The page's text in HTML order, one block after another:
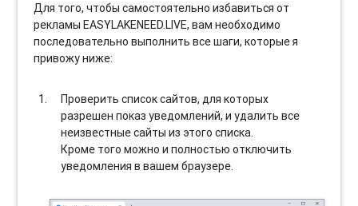
Для того, чтобы самостоятельно избавиться от
рекламы EASYLAKENEED.LIVE, вам необходимо
последовательно выполнить все шаги, которые я
привожу ниже:
Проверить список сайтов, для которых
разрешен показ уведомлений, и удалить все
неизвестные сайты из этого списка.
Кроме того можно и полностью отключить
уведомления в вашем браузере.